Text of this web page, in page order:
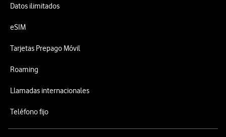
Datos ilimitados
eSIM
Tarjetas Prepago Móvil
Roaming
Llamadas internacionales
Teléfono fijo